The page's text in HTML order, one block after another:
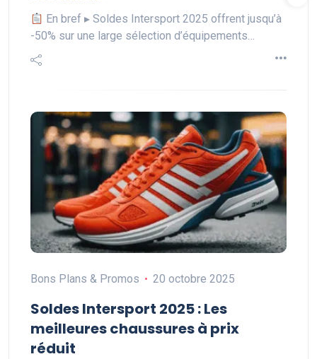
En bref ▸ Soldes Intersport 2025 offrent jusqu’à
-50% sur une large sélection d’équipements…
Bons Plans & Promos 20 octobre 2025
Soldes Intersport 2025 : Les
meilleures chaussures à prix
réduit